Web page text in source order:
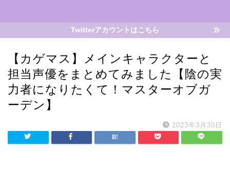
Twitterアカウントはこちら
【カゲマス】メインキャラクターと
担当声優をまとめてみました【陰の実
力者になりたくて！マスターオブガ
ーデン】
2023年3月30日